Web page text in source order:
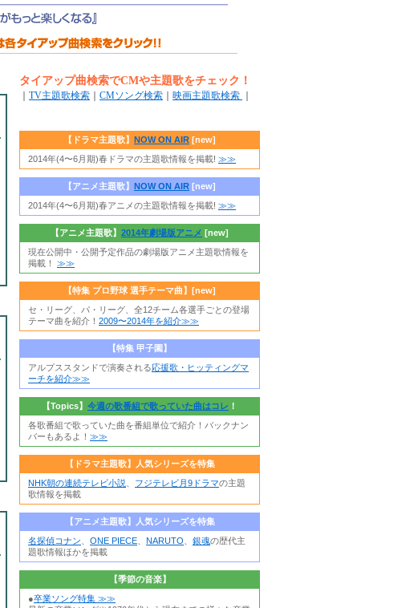
タイアップ曲検索でCMや主題歌をチェック！
TV主題歌検索 CMソング検索 映画主題歌検索
【ドラマ主題歌】 NOW ON AIR [new]
2014年(4〜6月期)春ドラマの主題歌情報を掲載! ≫≫
【アニメ主題歌】 NOW ON AIR [new]
2014年(4〜6月期)春アニメの主題歌情報を掲載! ≫≫
【アニメ主題歌】 2014年劇場版アニメ [new]
現在公開中・公開予定作品の劇場版アニメ主題歌情報を
掲載！ ≫≫
【特集 プロ野球 選手テーマ曲】 [new]
セ・リーグ、パ・リーグ、全12チーム各選手ごとの登場
テーマ曲を紹介！ 2009〜2014年を紹介≫≫
【特集 甲子園】
アルプススタンドで演奏される応援歌・ヒッティングマ
ーチを紹介≫≫
【Topics】 今週の歌番組で歌っていた曲はコレ ！
各歌番組で歌っていた曲を番組単位で紹介！バックナン
バーもあるよ！ ≫≫
【ドラマ主題歌】人気シリーズを特集
NHK朝の連続テレビ小説
フジテレビ月9ドラマの主題
歌情報を掲載
【アニメ主題歌】人気シリーズを特集
名探偵コナン
ONE PIECE NARUTO 銀魂の歴代主
題歌情報ほかを掲載
【季節の音楽】
●卒業ソング特集 ≫≫